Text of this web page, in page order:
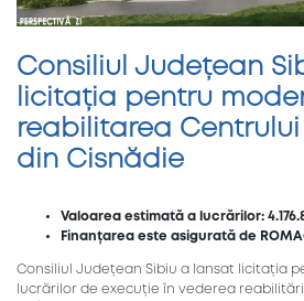
Consiliul Județean
licitația pentru
reabilitarea Centrului
din Cisnădie
Valoarea estimată a lucrărilor:
Finanțarea este asigurată de
Consiliul Județean Sibiu a lansat licitația
lucrărilor de execuție în vederea